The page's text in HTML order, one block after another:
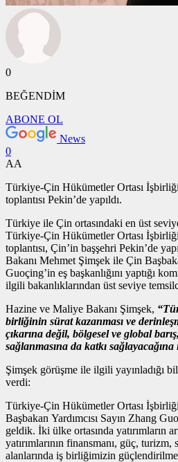
0
BEĞENDİM
ABONE OL
News
0
AA
Türkiye-Çin Hükümetler Ortası
toplantısı Pekin’de yapıldı.
Türkiye ile Çin ortasındaki en üst
Türkiye-Çin Hükümetler Ortası
toplantısı, Çin’in başşehri Pekin’de
Bakanı Mehmet Şimşek ile Çin
Guoçing’in eş başkanlığını yaptığı
ilgili bakanlıklarından üst seviye
Hazine ve Maliye Bakanı Şimşek,
birliğinin sürat kazanması ve
çıkarına değil, bölgesel ve global
sağlanmasına da katkı
Şimşek görüşme ile ilgili yayınladığı
verdi:
Türkiye-Çin Hükümetler Ortası
Başbakan Yardımcısı Sayın Zhang
geldik. İki ülke ortasında yatırımların artırılmasını, altyapı
yatırımlarının finansmanı, güç, turizm,
alanlarında iş birliğimizin